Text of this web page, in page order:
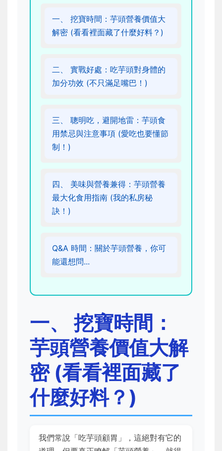
一、 挖寶時間：芋頭營養價值大
解密 (看看裡面藏了什麼好料？)
二、 實戰好處：吃芋頭對身體的
加分功效 (不只滿足嘴巴！)
三、 聰明吃，避開地雷：芋頭食
用禁忌與注意事項 (愛吃也要懂節
制！)
四、 美味與營養兼得：芋頭營養
最大化食用指南 (我的私房秘
訣！)
Q&A 時間：關於芋頭營養，你可
能還想問...
一、 挖寶時間：
芋頭營養價值大解
密 (看看裡面藏了
什麼好料？)
我們常說「吃芋頭顧胃」，這絕對有它的